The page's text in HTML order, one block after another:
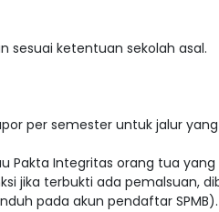
sesuai ketentuan sekolah asal.
per semester untuk jalur
Pakta Integritas orang tua
jika terbukti ada pemalsuan,
pada akun pendaftar SPMB).